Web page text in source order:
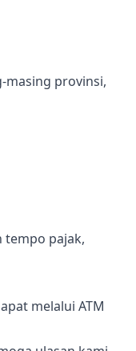
masing provinsi,
tempo pajak,
melalui ATM